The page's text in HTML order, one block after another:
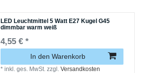
LED Leuchtmittel 5 Watt E27 Kugel G45
dimmbar warm weiß
4,55 € *
In den Warenkorb
*inkl. ges. MwSt. zzgl.Versandkosten